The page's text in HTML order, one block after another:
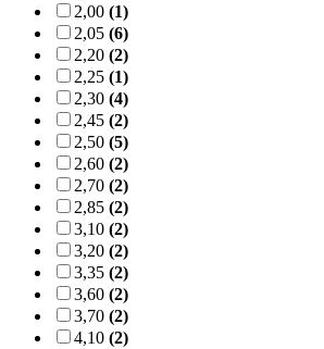
2,00 (1)
2,05 (6)
2,20 (2)
2,25 (1)
2,30 (4)
2,45 (2)
2,50 (5)
2,60 (2)
2,70 (2)
2,85 (2)
3,10 (2)
3,20 (2)
3,35 (2)
3,60 (2)
3,70 (2)
4,10 (2)